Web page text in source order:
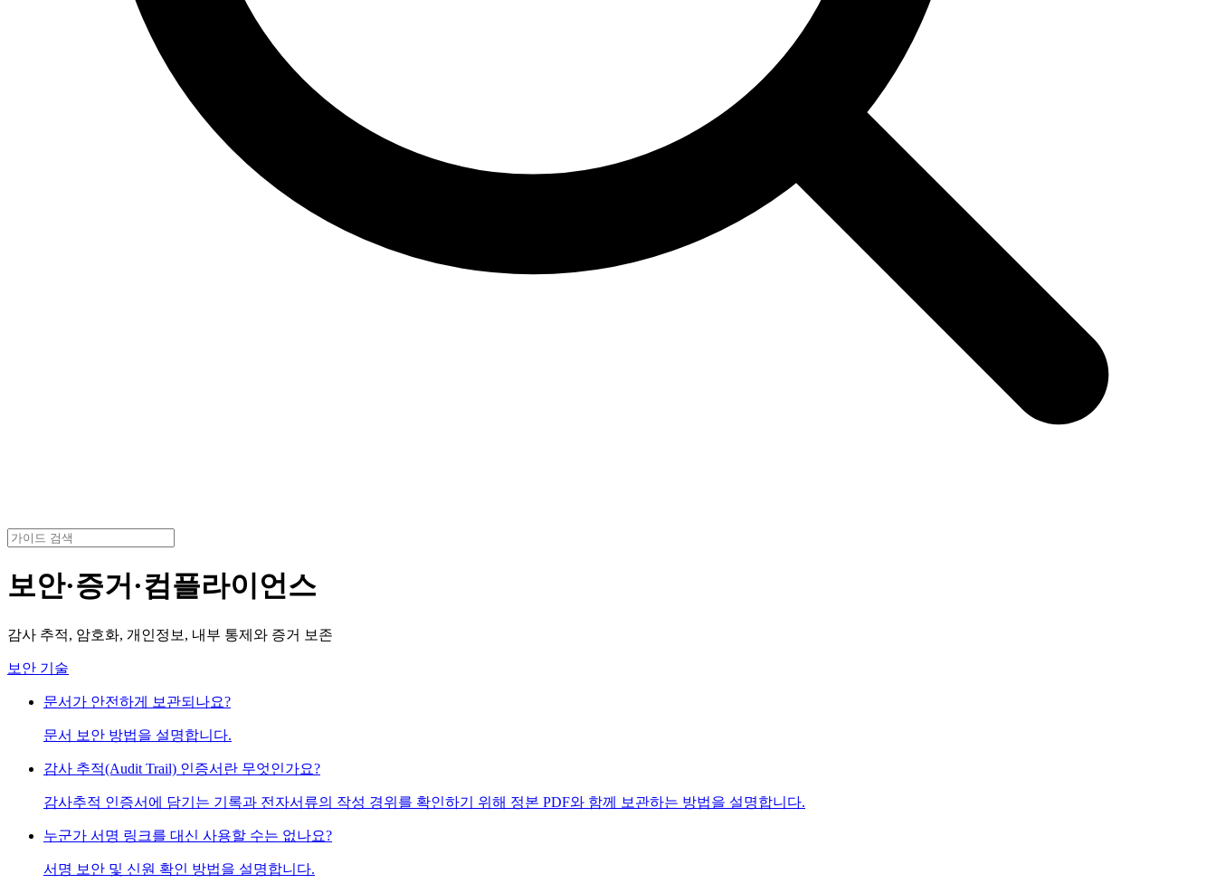
보안·증거·컴플라이언스
감사 추적, 암호화, 개인정보, 내부 통제와 증거 보존
보안 기술
문서가 안전하게 보관되나요?
문서 보안 방법을 설명합니다.
감사 추적(Audit Trail) 인증서란 무엇인가요?
감사추적 인증서에 담기는 기록과 전자서류의 작성 경위를 확인하기 위해 정본 PDF와 함께 보관하는 방법을 설명합니다.
누군가 서명 링크를 대신 사용할 수는 없나요?
서명 보안 및 신원 확인 방법을 설명합니다.